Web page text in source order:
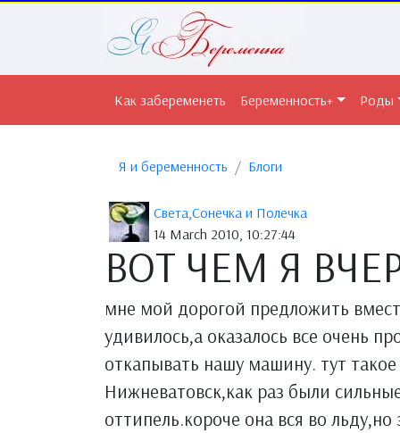
Как забеременеть Беременность+ Роды
Я и беременность Блоги
Света,Сонечка и Полечка
14 March 2010, 10:27:44
ВОТ ЧЕМ Я
мне мой дорогой предложить
удивилось,а оказалось все очень
откапывать нашу машину. тут
Нижневатовск,как раз были
оттипель.короче она вся во